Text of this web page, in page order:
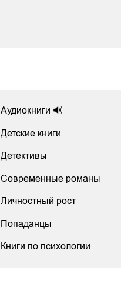
Аудиокниги 🔊
Детские книги
Детективы
Современные романы
Личностный рост
Попаданцы
Книги по психологии